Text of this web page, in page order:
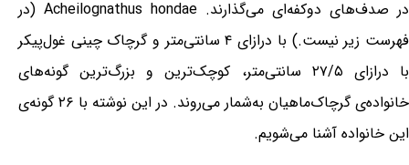
در صدف‌های دوکفه‌ای می‌گذارند. Acheilognathus hondae (در
فهرست زیر نیست.) با درازای ۴ سانتی‌متر و گرچاک چینی غول‌پیکر
با درازای ۲۷/۵ سانتی‌متر، کوچک‌ترین و بزرگ‌ترین گونه‌های
خانواده‌ی گرچاک‌ماهیان به‌شمار می‌روند. در این نوشته با ۲۶ گونه‌ی
این خانواده آشنا می‌شویم.